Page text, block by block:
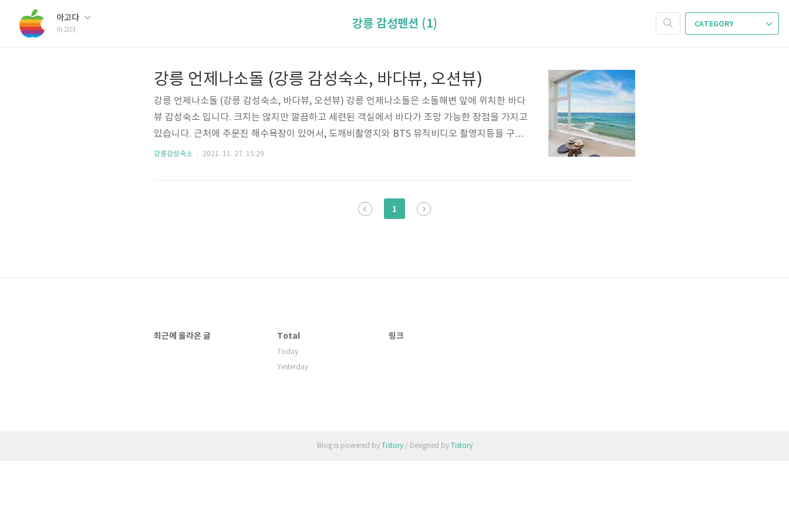
아고다
아고다
CATEGORY
강릉 감성펜션 (1)
강릉 언제나소돌 (강릉 감성숙소, 바다뷰, 오션뷰)
강릉 언제나소돌 (강릉 감성숙소, 바다뷰, 오션뷰) 강릉 언제나소돌은 소돌해변 앞에 위치한 바다
뷰 감성숙소 입니다. 크지는 않지만 깔끔하고 세련된 객실에서 바다가 조망 가능한 장점을 가지고
있습니다. 근처에 주문진 해수욕장이 있어서, 도깨비촬영지와 BTS 뮤직비디오 촬영지등을 구경
하실 수 있습니다. 시원한 오션뷰가 펼쳐지는 강릉 언제나소돌 펜션에 자세한 정보를 아래에서 확
하게 사용 가능) 1층에는 어나더먼스라는 카페가 있는데 투숙객에 한해서 20%할인 혜택을 제공
강릉감성숙소 2021. 11. 27. 15:29
1
최근에 올라온 글 Total
Today
Yesterday
링크
Blog is powered by Tistory/ Designed by Tistory